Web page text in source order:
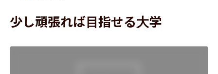
少し頑張れば目指せる大学